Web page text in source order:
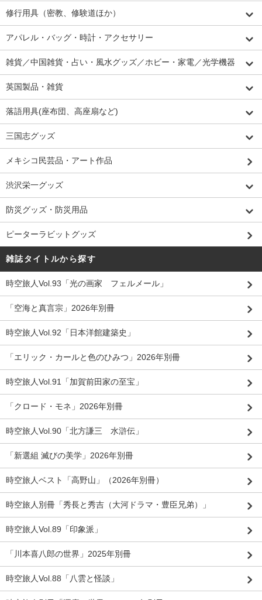
修行用具（密教、修験道ほか）
アパレル・バッグ・時計・アクセサリー
雑貨／中国雑貨・占い・風水グッズ／ホビー・家電／光学機器
英国製品・雑貨
落語用具(座布団、高座扇など)
三国志グッズ
メキシコ民芸品・アート作品
渋沢栄一グッズ
防災グッズ・防災用品
ピーターラビットグッズ
雑誌タイトルから探す
時空旅人Vol.93「光の画家 フェルメール」
「空海と真言宗」2026年別冊
時空旅人Vol.92「日本洋館建築史」
「エリック・カールと色のひみつ」2026年別冊
時空旅人Vol.91「加賀前田家の至宝」
「クロード・モネ」2026年別冊
時空旅人Vol.90「北方謙三 水滸伝」
「新選組 滅びの美学」2026年別冊
時空旅人ベスト「高野山」（2026年別冊）
時空旅人別冊「秀長と秀吉（大河ドラマ・豊臣兄弟）」
時空旅人Vol.89「印象派」
「川本喜八郎の世界」2025年別冊
時空旅人Vol.88「八雲と怪談」